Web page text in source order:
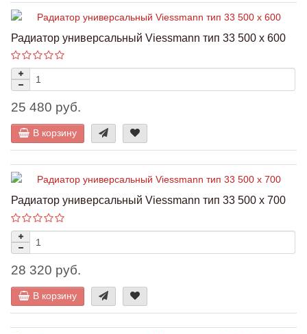
Радиатор универсальный Viessmann тип 33 500 x 600
25 480 руб.
В корзину
Радиатор универсальный Viessmann тип 33 500 x 700
28 320 руб.
В корзину